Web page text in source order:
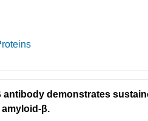
demonstrates
β.